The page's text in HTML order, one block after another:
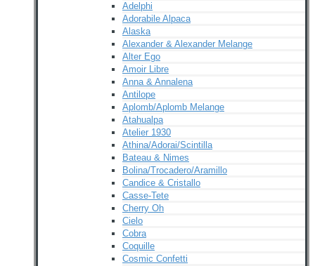
Adelphi
Adorabile Alpaca
Alaska
Alexander & Alexander Melange
Alter Ego
Amoir Libre
Anna & Annalena
Antilope
Aplomb/Aplomb Melange
Atahualpa
Atelier 1930
Athina/Adorai/Scintilla
Bateau & Nimes
Bolina/Trocadero/Aramillo
Candice & Cristallo
Casse-Tete
Cherry Oh
Cielo
Cobra
Coquille
Cosmic Confetti